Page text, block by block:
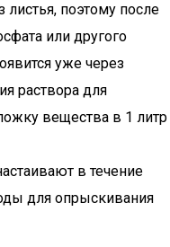
поэтому после
или другого
уже через
раствора для
вещества в 1 литр
в течение
для опрыскивания